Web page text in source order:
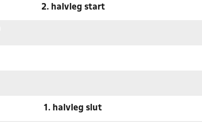
2. halvleg start
1. halvleg slut